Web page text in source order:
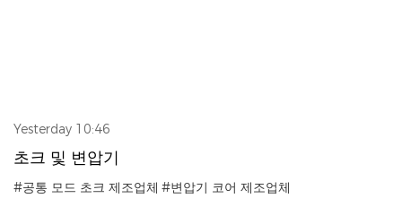
Yesterday 10:46
초크 및 변압기
#공통 모드 초크 제조업체 #변압기 코어 제조업체